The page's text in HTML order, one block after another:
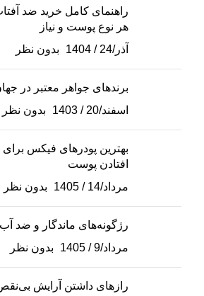
راهنمای کامل خرید ضد
هر نوع پوست و نیاز
آذر/24 / 1404
بدون نظر
برندهای جواهر معتبر در
اسفند/20 / 1403
بدون نظر
بهترین پودرهای فیکس
افتادن پوست
مرداد/14 / 1405
بدون نظر
رژگونه‌های ماندگار و ضد آب
مرداد/9 / 1405
بدون نظر
رازهای داشتن آرایش بی‌نقص